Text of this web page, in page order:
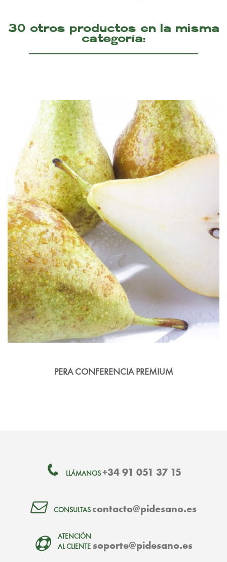
30 otros productos en la misma
categoría:
PERA CONFERENCIA PREMIUM
LLÁMANOS +34 91 051 37 15
CONSULTAS contacto@pidesano.es
ATENCIÓN
AL CLIENTE soporte@pidesano.es